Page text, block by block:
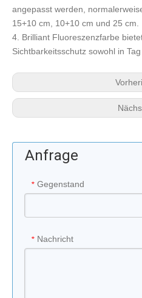
angepasst werden,
15+10 cm, 10+10 cm und 25 cm.
4. Brilliant Fluoreszenzfarbe
Sichtbarkeitsschutz sowohl in Tag
Anfrage
* Gegenstand
* Nachricht